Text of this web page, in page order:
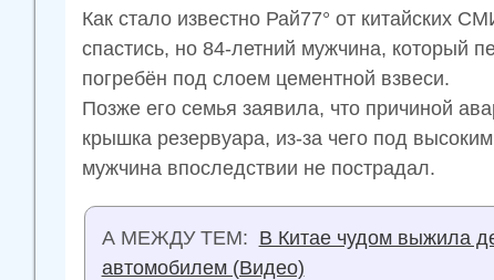
Как стало известно Рай77° от китайских
спастись, но 84-летний мужчина, который
погребён под слоем цементной взвеси.
Позже его семья заявила, что причиной
крышка резервуара, из-за чего под
мужчина впоследствии не пострадал.
А МЕЖДУ ТЕМ: В Китае чудом выжила
автомобилем (Видео)